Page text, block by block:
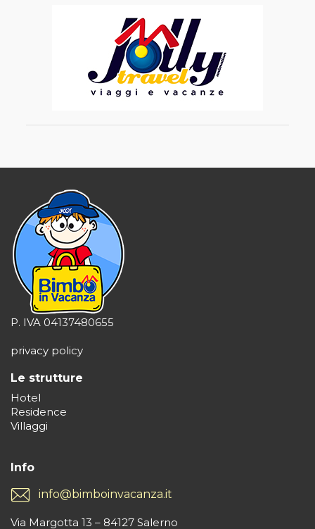
P. IVA 04137480655
privacy policy
Le strutture
Hotel
Residence
Villaggi
Info
info@bimboinvacanza.it
Via Margotta 13 – 84127 Salerno